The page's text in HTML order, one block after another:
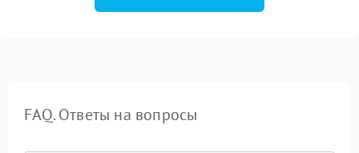
FAQ. Ответы на вопросы